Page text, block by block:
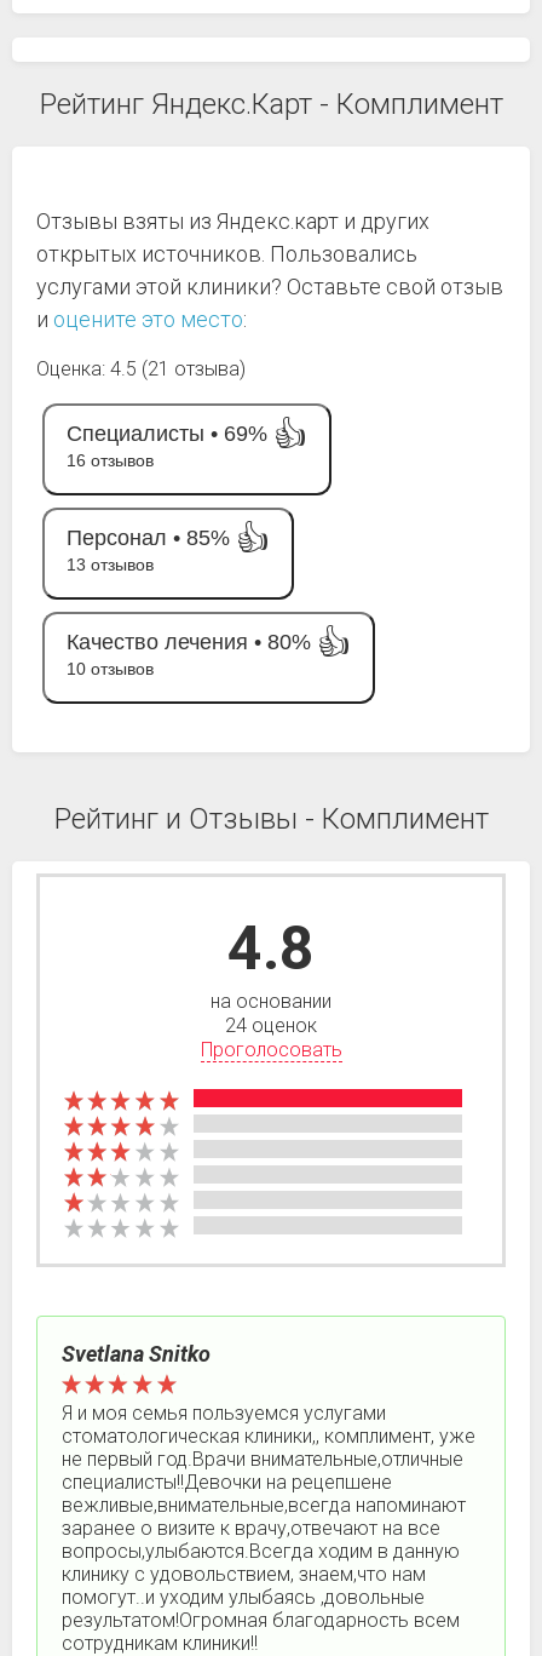
Рейтинг Яндекс.Карт - Комплимент
Отзывы взяты из Яндекс.карт и других
открытых источников. Пользовались
услугами этой клиники? Оставьте свой отзыв
и оцените это место:
Оценка: 4.5 (21 отзыва)
Специалисты • 69% 👍
16 отзывов
Персонал • 85% 👍
13 отзывов
Качество лечения • 80% 👍
10 отзывов
Рейтинг и Отзывы - Комплимент
4.8
на основании
24 оценок
Проголосовать
Svetlana Snitko
Я и моя семья пользуемся услугами
стоматологическая клиники,, комплимент, уже
не первый год.Врачи внимательные,отличные
специалисты!!Девочки на рецепшене
вежливые,внимательные,всегда напоминают
заранее о визите к врачу,отвечают на все
вопросы,улыбаются.Всегда ходим в данную
клинику с удовольствием, знаем,что нам
помогут..и уходим улыбаясь ,довольные
результатом!Огромная благодарность всем
сотрудникам клиники!!